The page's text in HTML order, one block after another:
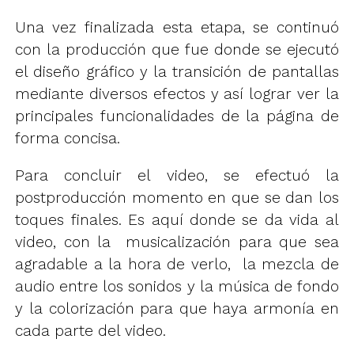
Una vez finalizada esta etapa, se continuó
con la producción que fue donde se ejecutó
el diseño gráfico y la transición de pantallas
mediante diversos efectos y así lograr ver la
principales funcionalidades de la página de
forma concisa.
Para concluir el video, se efectuó la
postproducción momento en que se dan los
toques finales. Es aquí donde se da vida al
video, con la musicalización para que sea
agradable a la hora de verlo, la mezcla de
audio entre los sonidos y la música de fondo
y la colorización para que haya armonía en
cada parte del video.